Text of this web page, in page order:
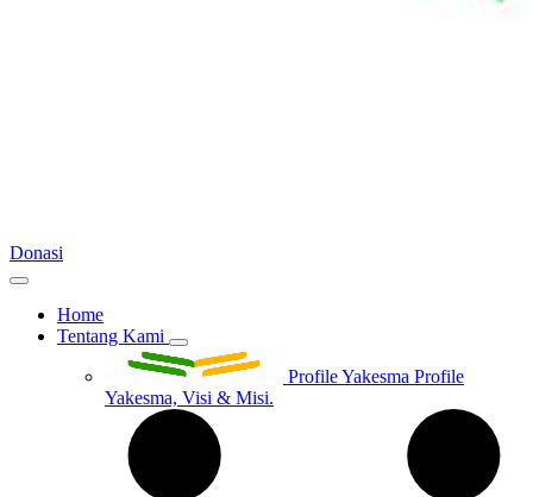
Donasi
Home
Tentang Kami
Profile Yakesma Profile
Yakesma, Visi & Misi.